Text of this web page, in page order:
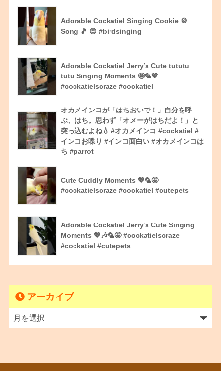
Adorable Cockatiel Singing Cookie 🍪
Song 🎵 😍 #birdsinging
Adorable Cockatiel Jerry’s Cute tututu
tutu Singing Moments 🤩🦜💖
#cockatielscraze #cockatiel
オカメインコが「はちおいで！」自分を呼
ぶ、はち。思わず「オメーがはちだよ！」と
突っ込むよね💧 #オカメインコ #cockatiel #
インコお喋り #インコ面白い #オカメインコは
ち #parrot
Cute Cuddly Moments 💖🦜🤩
#cockatielscraze #cockatiel #cutepets
Adorable Cockatiel Jerry’s Cute Singing
Moments 💖🎶🦜🤩 #cockatielscraze
#cockatiel #cutepets
アーカイブ